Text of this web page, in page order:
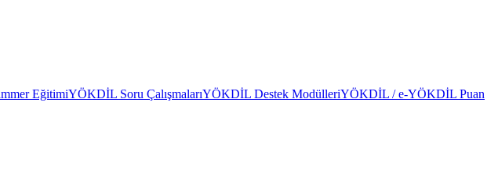
EğitimiYÖKDİL Soru ÇalışmalarıYÖKDİL Destek ModülleriYÖKDİL / e-YÖKDİL Puan